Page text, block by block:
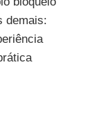
demais: